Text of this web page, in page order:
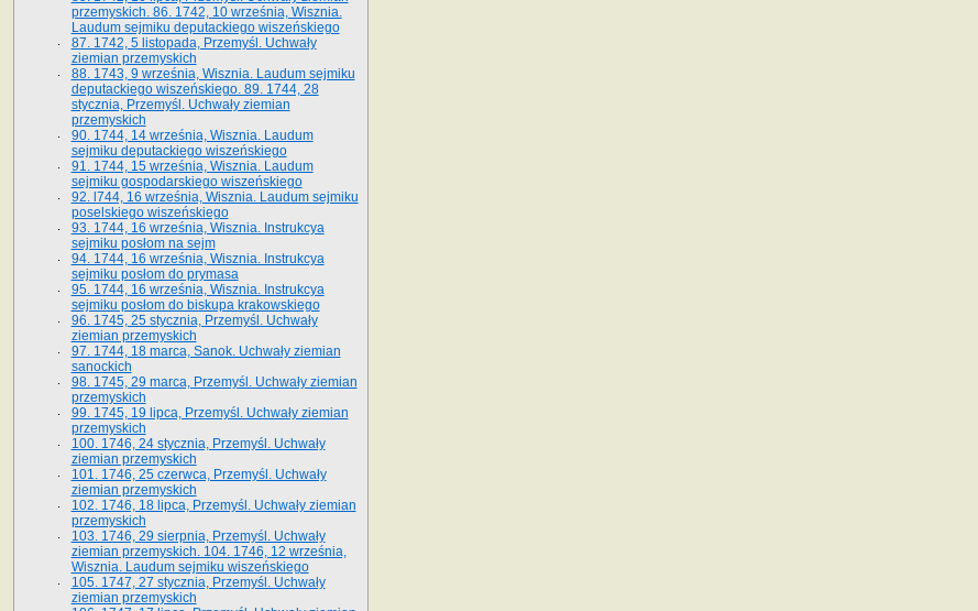
przemyskich. 86. 1742, 10 września, Wisznia.
Laudum sejmiku deputackiego wiszeńskiego
87. 1742, 5 listopada, Przemyśl. Uchwały
ziemian przemyskich
88. 1743, 9 września, Wisznia. Laudum sejmiku
deputackiego wiszeńskiego. 89. 1744, 28
stycznia, Przemyśl. Uchwały ziemian
przemyskich
90. 1744, 14 września, Wisznia. Laudum
sejmiku deputackiego wiszeńskiego
91. 1744, 15 września, Wisznia. Laudum
sejmiku gospodarskiego wiszeńskiego
92. l744, 16 września, Wisznia. Laudum sejmiku
poselskiego wiszeńskiego
93. 1744, 16 września, Wisznia. Instrukcya
sejmiku posłom na sejm
94. 1744, 16 września, Wisznia. Instrukcya
sejmiku posłom do prymasa
95. 1744, 16 września, Wisznia. Instrukcya
sejmiku posłom do biskupa krakowskiego
96. 1745, 25 stycznia, Przemyśl. Uchwały
ziemian przemyskich
97. 1744, 18 marca, Sanok. Uchwały ziemian
sanockich
98. 1745, 29 marca, Przemyśl. Uchwały ziemian
przemyskich
99. 1745, 19 lipca, Przemyśl. Uchwały ziemian
przemyskich
100. 1746, 24 stycznia, Przemyśl. Uchwały
ziemian przemyskich
101. 1746, 25 czerwca, Przemyśl. Uchwały
ziemian przemyskich
102. 1746, 18 lipca, Przemyśl. Uchwały ziemian
przemyskich
103. 1746, 29 sierpnia, Przemyśl. Uchwały
ziemian przemyskich. 104. 1746, 12 września,
Wisznia. Laudum sejmiku wiszeńskiego
105. 1747, 27 stycznia, Przemyśl. Uchwały
ziemian przemyskich